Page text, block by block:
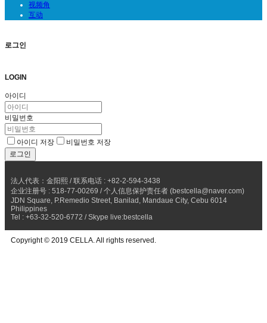
视频角
互动
로그인
LOGIN
아이디
비밀번호
아이디 저장 비밀번호 저장
法人代表：金阳熙 / 联系电话 : +82-2-594-3438
企业注册号 : 518-77-00269 / 个人信息保护责任者 (bestcella@naver.com)
JDN Square, P.Remedio Street, Banilad, Mandaue City, Cebu 6014
Philippines
Tel : +63-32-520-6772 / Skype live:bestcella
Copyright © 2019 CELLA. All rights reserved.